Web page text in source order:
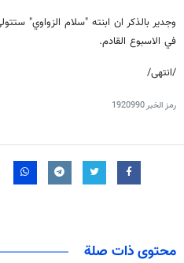
وجدیر بالذکر ان ابنته "سلام الزواوي"
في الاسبوع القادم.
/انتهی/
رمز الخبر1920990
محتوى ذات صلة